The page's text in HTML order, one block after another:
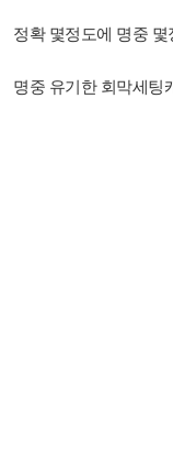
정확 몇정도에 명중
명중 유기한 회막세팅